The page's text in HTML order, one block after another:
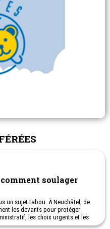
un sujet tabou. À Neuchâtel, de
les devants pour protéger
les choix urgents et les
s'ajouter à la douleur. Avec